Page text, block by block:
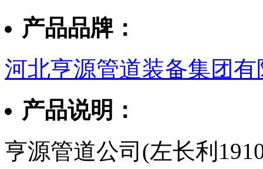
产品品牌：
河北亨源管道装备集团有
产品说明：
亨源管道公司(左长利